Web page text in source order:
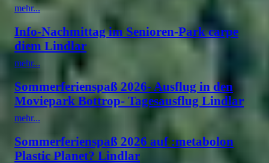
mehr...
Info-Nachmittag im Senioren-Park carpe
diem Lindlar
mehr...
Sommerferienspaß 2026- Ausflug in den
Moviepark Bottrop- Tagesausflug Lindlar
mehr...
Sommerferienspaß 2026 auf :metabolon
Plastic Planet? Lindlar